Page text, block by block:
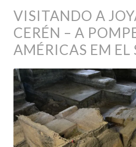
VISITANDO A
CERÉN – A
AMÉRICAS EM EL